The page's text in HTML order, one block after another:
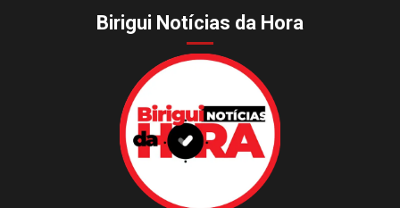
Birigui Notícias da Hora